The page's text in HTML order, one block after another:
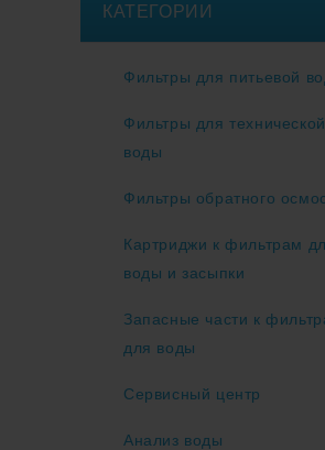
КАТЕГОРИИ
Фильтры для питьевой
Фильтры для технической
воды
Фильтры обратного
Картриджи к фильтрам
воды и засыпки
Запасные части к
для воды
Сервисный центр
Анализ воды